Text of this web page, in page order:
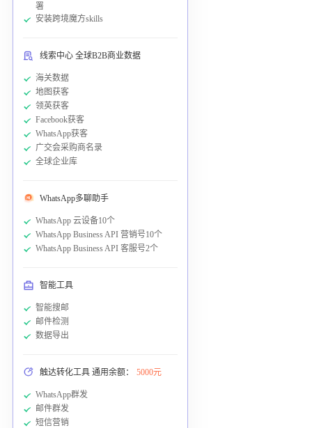
署
安装跨境魔方skills
线索中心 全球B2B商业数据
海关数据
地图获客
领英获客
Facebook获客
WhatsApp获客
广交会采购商名录
全球企业库
WhatsApp多聊助手
WhatsApp 云设备10个
WhatsApp Business API 营销号10个
WhatsApp Business API 客服号2个
智能工具
智能搜邮
邮件检测
数据导出
触达转化工具 通用余额： 5000元
WhatsApp群发
邮件群发
短信营销